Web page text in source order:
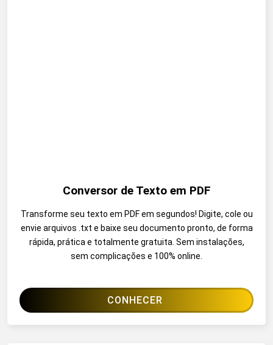
Conversor de Texto em PDF
Transforme seu texto em PDF em segundos! Digite, cole ou
envie arquivos .txt e baixe seu documento pronto, de forma
rápida, prática e totalmente gratuita. Sem instalações,
sem complicações e 100% online.
CONHECER